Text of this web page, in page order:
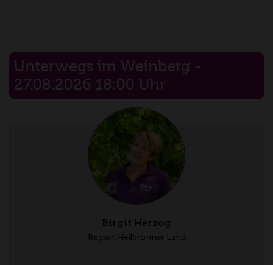
Unterwegs im Weinberg -
27.08.2026 18:00 Uhr
Birgit Herzog
Region Heilbronner Land